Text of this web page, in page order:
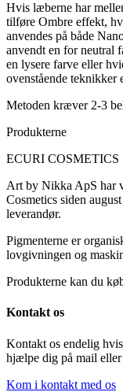
Hvis læberne har
tilføre Ombre effekt,
anvendes på både
anvendt en for neutral
en lysere farve eller
ovenstående teknikker
Metoden kræver 2-3
Produkterne
ECURI COSMETICS
Art by Nikka ApS har
Cosmetics siden
leverandør.
Pigmenterne er
lovgivningen og
Produkterne kan du
Kontakt os
Kontakt os endelig
hjælpe dig på mail
Kom i kontakt med os